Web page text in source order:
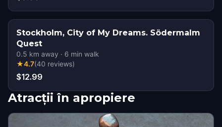
Stockholm, City of My Dreams. Södermalm
Quest
0.5 km away · 6 min walk
★4.7(40 reviews)
$12.99
Atracții în apropiere